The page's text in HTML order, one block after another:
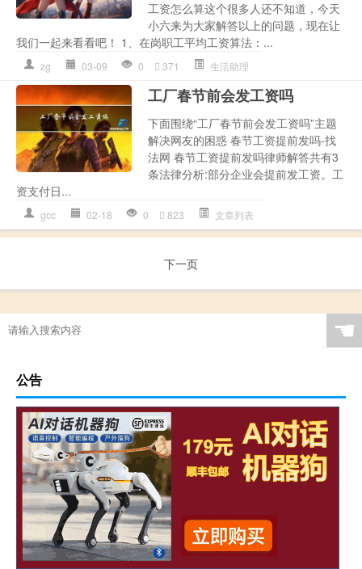
工资怎么算这个很多人还不知道，今天
小六来为大家解答以上的问题，现在让
我们一起来看看吧！ 1、在岗职工平均工资算法：...
zg 03-09 0 371 生活助理
工厂春节前会发工资吗
下面围绕“工厂春节前会发工资吗”主题
解决网友的困惑 春节工资提前发吗-找
法网 春节工资提前发吗律师解答共有3
条法律分析:部分企业会提前发工资。工
资支付日...
gcc 02-18 0 823 文章列表
下一页
☚
公告